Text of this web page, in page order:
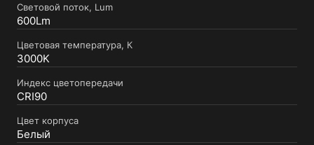
Световой поток, Lum
600Lm
Цветовая температура, К
3000K
Индекс цветопередачи
CRI90
Цвет корпуса
Белый